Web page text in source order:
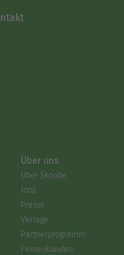
Über uns
Über Skoobe
Jobs
Presse
Verlage
Partnerprogramm
Firmenkunden